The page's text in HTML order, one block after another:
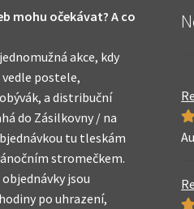
mohu očekávat? A co
akce, kdy
postele,
a distribuční
do Zásilkovny / na
tu tleskám
stromečkem.
jsou
po uhrazení,